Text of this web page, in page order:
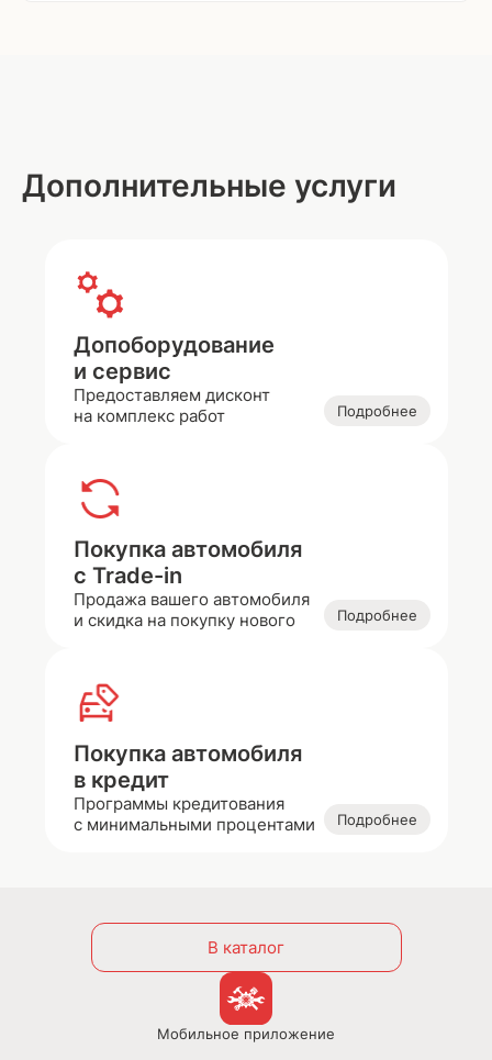
Дополнительные услуги
Допоборудование
и сервис
Предоставляем дисконт
на комплекс работ
Подробнее
Покупка автомобиля
с Trade-in
Продажа вашего автомобиля
и скидка на покупку нового
Подробнее
Покупка автомобиля
в кредит
Программы кредитования
с минимальными процентами
Подробнее
В каталог
Мобильное приложение